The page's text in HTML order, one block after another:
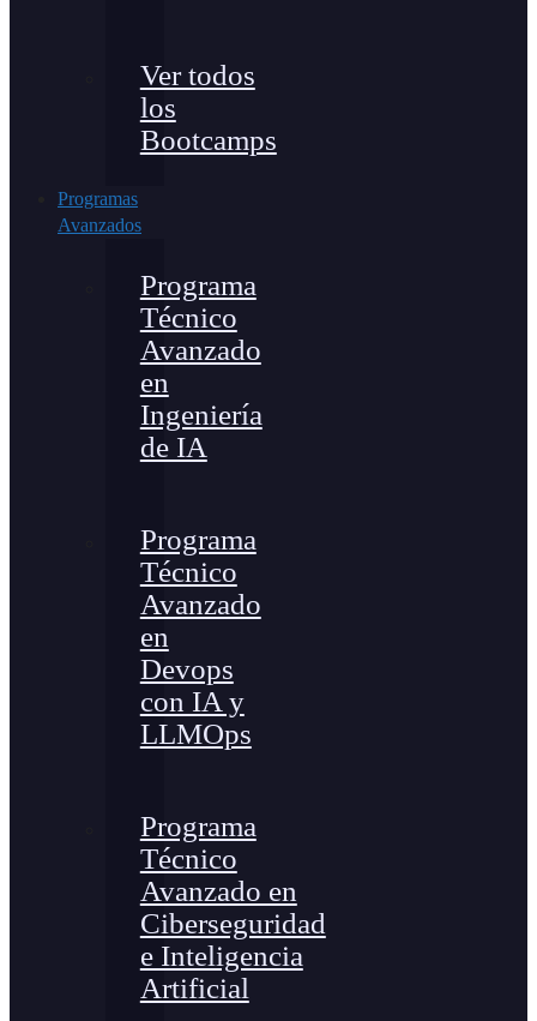
Ver todos
los
Bootcamps
Programas
Avanzados
Programa
Técnico
Avanzado
en
Ingeniería
de IA
Programa
Técnico
Avanzado
en
Devops
con IA y
LLMOps
Programa
Técnico
Avanzado en
Ciberseguridad
e Inteligencia
Artificial